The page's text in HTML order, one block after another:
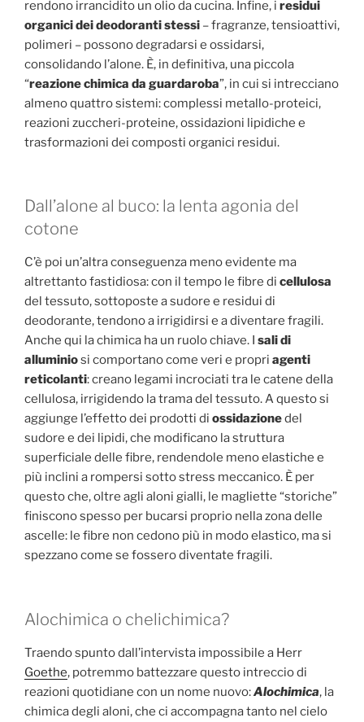
rendono irrancidito un olio da cucina. Infine, i residui
organici dei deodoranti stessi – fragranze, tensioattivi,
polimeri – possono degradarsi e ossidarsi,
consolidando l’alone. È, in definitiva, una piccola
“reazione chimica da guardaroba”, in cui si intrecciano
almeno quattro sistemi: complessi metallo-proteici,
reazioni zuccheri-proteine, ossidazioni lipidiche e
trasformazioni dei composti organici residui.
Dall’alone al buco: la lenta agonia del
cotone
C’è poi un’altra conseguenza meno evidente ma
altrettanto fastidiosa: con il tempo le fibre di cellulosa
del tessuto, sottoposte a sudore e residui di
deodorante, tendono a irrigidirsi e a diventare fragili.
Anche qui la chimica ha un ruolo chiave. I sali di
alluminiosi comportano come veri e propri agenti
reticolanti: creano legami incrociati tra le catene della
cellulosa, irrigidendo la trama del tessuto. A questo si
aggiunge l’effetto dei prodotti di ossidazionedel
sudore e dei lipidi, che modificano la struttura
superficiale delle fibre, rendendole meno elastiche e
più inclini a rompersi sotto stress meccanico. È per
questo che, oltre agli aloni gialli, le magliette “storiche”
finiscono spesso per bucarsi proprio nella zona delle
ascelle: le fibre non cedono più in modo elastico, ma si
spezzano come se fossero diventate fragili.
Alochimica o chelichimica?
Traendo spunto dall’intervista impossibile a Herr
Goethe, potremmo battezzare questo intreccio di
reazioni quotidiane con un nome nuovo:Alochimica, la
chimica degli aloni, che ci accompagna tanto nel cielo